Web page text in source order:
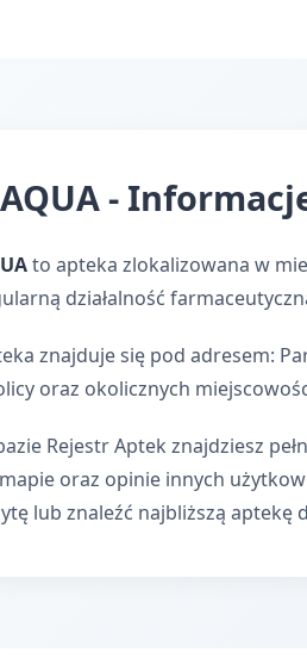
AQUA -
to apteka zlokalizowana w
działalność
znajduje się pod adresem:
oraz okolicznych
Rejestr Aptek znajdziesz
oraz opinie innych
lub znaleźć najbliższą aptekę